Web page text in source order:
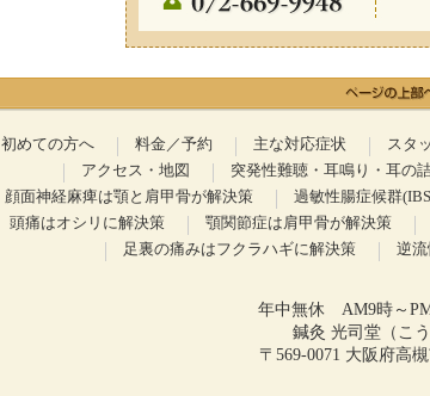
初めての方へ 料金／予約 主な対応症状 スタ
アクセス・地図
突発性難聴・耳鳴り・耳の
顔面神経麻痺は顎と肩甲骨が解決策
過敏性腸症候群
頭痛はオシリに解決策
顎関節症は肩甲骨が解決策
足裏の痛みはフクラハギに解決策
逆
年中無休 AM9時～
鍼灸 光司堂（こう
〒569-0071 大阪府高